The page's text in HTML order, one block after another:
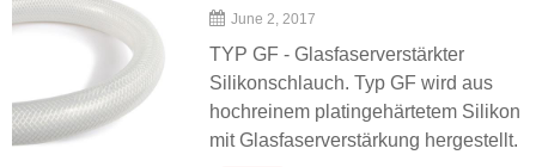
June 2, 2017
TYP GF - Glasfaserverstärkter
Silikonschlauch. Typ GF wird aus
hochreinem platingehärtetem Silikon
mit Glasfaserverstärkung hergestellt.